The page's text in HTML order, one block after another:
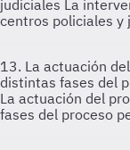
judiciales La
centros policiales y
13. La actuación
distintas fases del
La actuación del
fases del proceso